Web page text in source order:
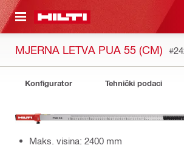
GLAVNI SADRŽAJ
MJERNA LETVA PUA 55 (CM)
Konfigurator Tehnički podaci
Maks. visina: 2400 mm